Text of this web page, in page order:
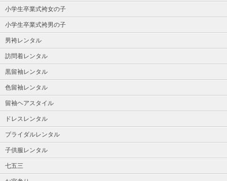
小学生卒業式袴女の子
小学生卒業式袴男の子
男袴レンタル
訪問着レンタル
黒留袖レンタル
色留袖レンタル
留袖ヘアスタイル
ドレスレンタル
ブライダルレンタル
子供服レンタル
七五三